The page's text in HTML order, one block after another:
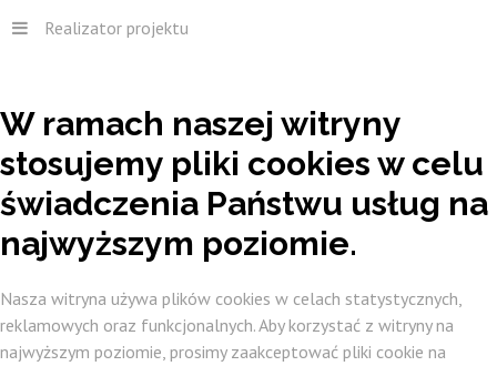
W ramach naszej witryny
stosujemy pliki cookies w celu
świadczenia Państwu usług na
najwyższym poziomie.
Nasza witryna używa plików cookies w celach statystycznych,
reklamowych oraz funkcjonalnych. Aby korzystać z witryny na
najwyższym poziomie, prosimy zaakceptować pliki cookie na
Realizator projektu